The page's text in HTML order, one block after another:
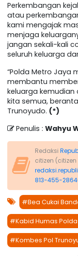
Perkembangan
atau
kami mengajak
menjaga
jangan sekali-kali
seluruh keluarga
“Polda Metro Jaya
membantu
keluarga
kita semua,
Trunoyudo. (*)
Penulis : Wahyu
Redaksi
citizen
813-455-
#Bea Cukai
#Kabid Humas
#Kombes Pol